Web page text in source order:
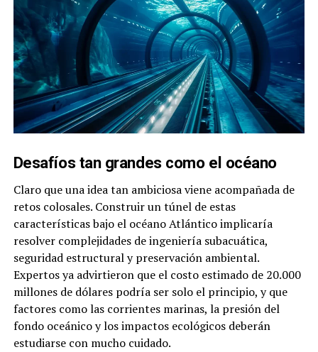
Desafíos tan grandes como el océano
Claro que una idea tan ambiciosa viene acompañada de
retos colosales. Construir un túnel de estas
características bajo el océano Atlántico implicaría
resolver complejidades de ingeniería subacuática,
seguridad estructural y preservación ambiental.
Expertos ya advirtieron que el costo estimado de 20.000
millones de dólares podría ser solo el principio, y que
factores como las corrientes marinas, la presión del
fondo oceánico y los impactos ecológicos deberán
estudiarse con mucho cuidado.